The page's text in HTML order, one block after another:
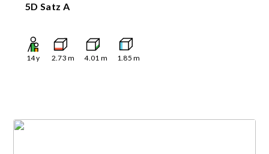
5D Satz A
14y 2.73 m 4.01 m 1.85 m